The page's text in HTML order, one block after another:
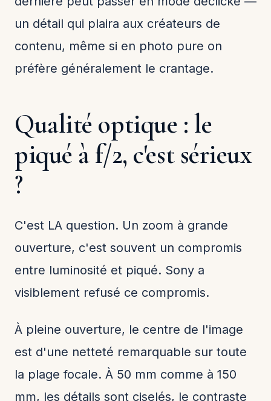
un détail qui plaira aux créateurs de
contenu, même si en photo pure on
préfère généralement le crantage.
Qualité optique : le
piqué à f/2, c'est sérieux
?
C'est LA question. Un zoom à grande
ouverture, c'est souvent un compromis
entre luminosité et piqué. Sony a
visiblement refusé ce compromis.
À pleine ouverture, le centre de l'image
est d'une netteté remarquable sur toute
la plage focale. À 50 mm comme à 150
mm, les détails sont ciselés, le contraste